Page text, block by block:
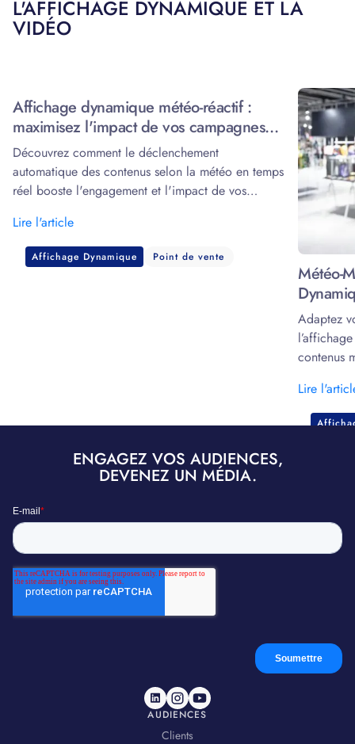
L'AFFICHAGE DYNAMIQUE ET LA
VIDÉO
Affichage dynamique météo-réactif :
maximisez l'impact de vos campagnes
grâce à la data
Découvrez comment le déclenchement
automatique des contenus selon la météo en temps
réel booste l'engagement et l'impact de vos
Lire l'article
Affichage Dynamique Point de vente
Météo-
Adaptez
contenus
Lire
ENGAGEZ VOS AUDIENCES,
DEVENEZ UN MÉDIA.
AUDIENCES
Clients